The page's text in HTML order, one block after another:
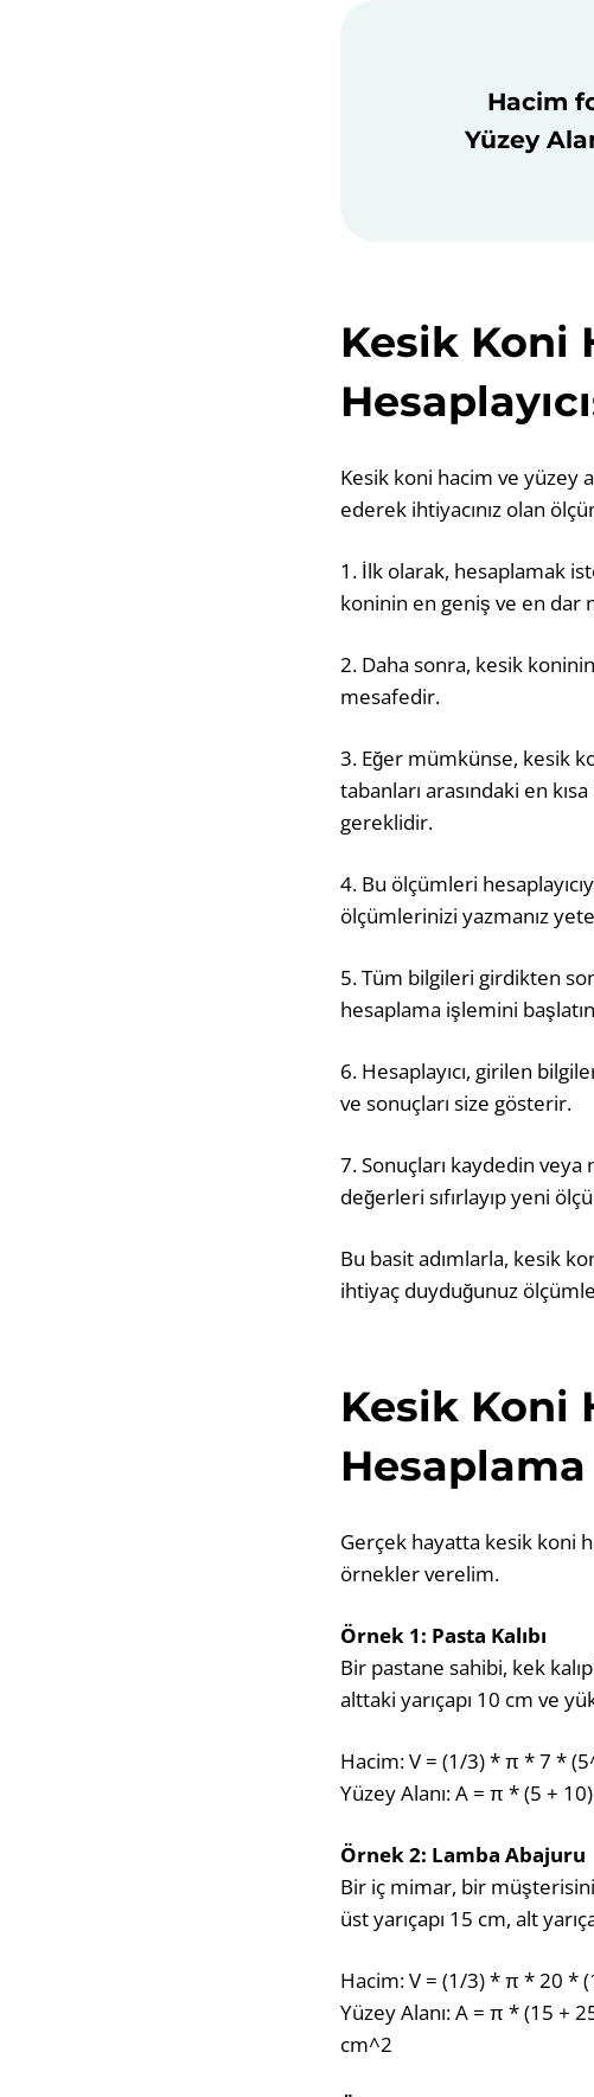
Hacim
Yüzey
Kesik Koni
Kesik koni hacim ve yüzey
ederek ihtiyacınız olan
1. İlk olarak, hesaplamak
koninin en geniş ve en dar
2. Daha sonra, kesik
mesafedir.
3. Eğer mümkünse, kesik
tabanları arasındaki en
gereklidir.
4. Bu ölçümleri
ölçümlerinizi yazmanız
5. Tüm bilgileri girdikten
hesaplama işlemini
6. Hesaplayıcı, girilen
ve sonuçları size gösterir.
7. Sonuçları kaydedin
değerleri sıfırlayıp yeni
Bu basit adımlarla, kesik
ihtiyaç duyduğunuz
Kesik Koni
Gerçek hayatta kesik koni
örnekler verelim.
Örnek 1: Pasta Kalıbı
Bir pastane sahibi, kek
alttaki yarıçapı 10 cm ve
Hacim: V = (1/3) * π * 7 *
Yüzey Alanı: A = π * (5 +
Örnek 2: Lamba Abajuru
Bir iç mimar, bir
üst yarıçapı 15 cm, alt
Hacim: V = (1/3) * π * 20 *
Yüzey Alanı: A = π * (15 +
cm^2